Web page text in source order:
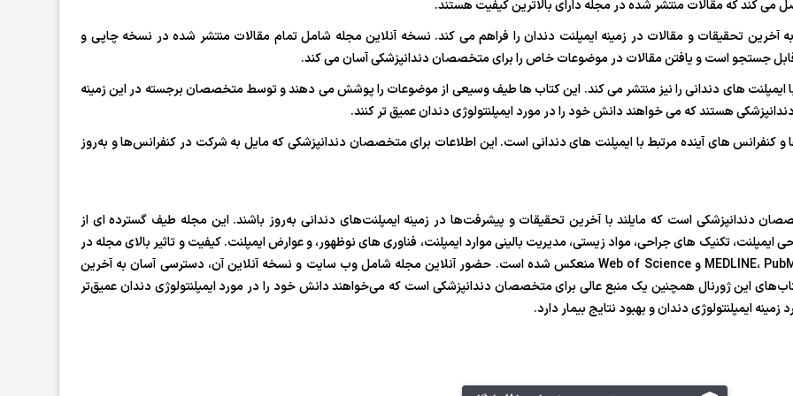
کند که مقالات منتشر شده در مجله دارای بالاترین کیفیت هستند.
آخرین تحقیقات و مقالات در زمینه ایمپلنت دندان را فراهم می کند. نسخه آنلاین مجله شامل تمام مقالات منتشر شده در نسخه چاپی و
جستجو است و یافتن مقالات در موضوعات خاص را برای متخصصان دندانپزشکی آسان می کند.
ایمپلنت های دندانی را نیز منتشر می کند. این کتاب ها طیف وسیعی از موضوعات را پوشش می دهند و توسط متخصصان برجسته در این زمینه
هستند که می خواهند دانش خود را در مورد ایمپلنتولوژی دندان عمیق تر کنند.
های آینده مرتبط با ایمپلنت های دندانی است. این اطلاعات برای متخصصان دندانپزشکی که مایل به شرکت در کنفرانس‌ها و به‌روز
دندانپزشکی است که مایلند با آخرین تحقیقات و پیشرفت‌ها در زمینه ایمپلنت‌های دندانی به‌روز باشند. این مجله طیف گسترده ای از
تکنیک های جراحی، مواد زیستی، مدیریت بالینی موارد ایمپلنت، فناوری های نوظهور، و عوارض ایمپلنت. کیفیت و تاثیر بالای مجله در
گنجاندن آن در پایگاه های داده مختلف از جمله MEDLINE، PubMed، Scopus و Web of Science منعکس شده است. حضور آنلاین مجله شامل وب سایت و نسخه آنلاین آن، دسترسی آسان به آخرین
این ژورنال همچنین یک منبع عالی برای متخصصان دندانپزشکی است که می‌خواهند دانش خود را در مورد ایمپلنتولوژی دندان عمیق‌تر
ایمپلنتولوژی دندان و بهبود نتایج بیمار دارد.